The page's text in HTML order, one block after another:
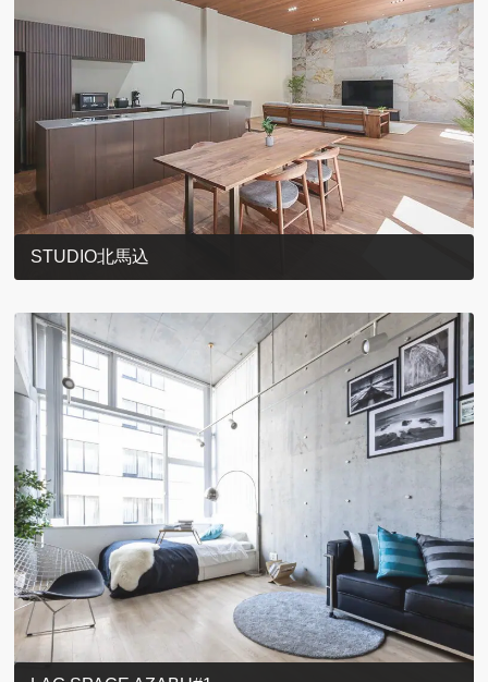
STUDIO北馬込